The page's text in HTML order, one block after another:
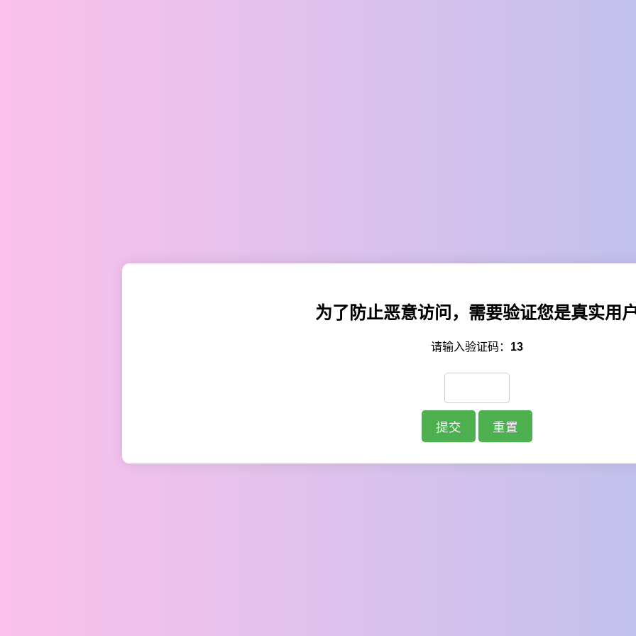
为了防止恶意访问，需要验证您是真实用
请输入验证码： 13
提交 重置